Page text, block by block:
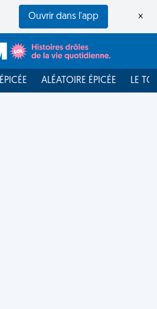
Ouvrir dans l'app ×
ÉPICÉE ALÉATOIRE ÉPICÉE LE